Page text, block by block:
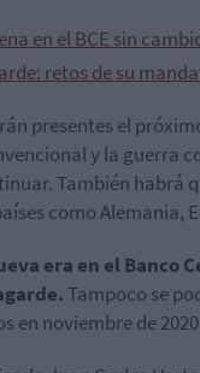
en el BCE sin
retos de su
presentes el
y la guerra
También habrá
como Alemania,
era en el Banco
Tampoco se
en noviembre de